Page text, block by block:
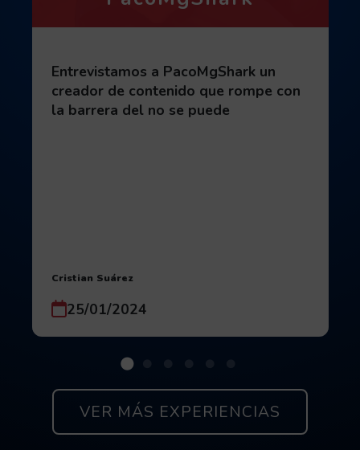
Entrevistamos a PacoMgShark un
creador de contenido que rompe con
la barrera del no se puede
Autor:
Cristian Suárez
Fecha de publicación:
25/01/2024
Si quieres ver todas las
VER MÁS EXPERIENCIAS